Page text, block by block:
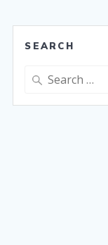
SEARCH
Search